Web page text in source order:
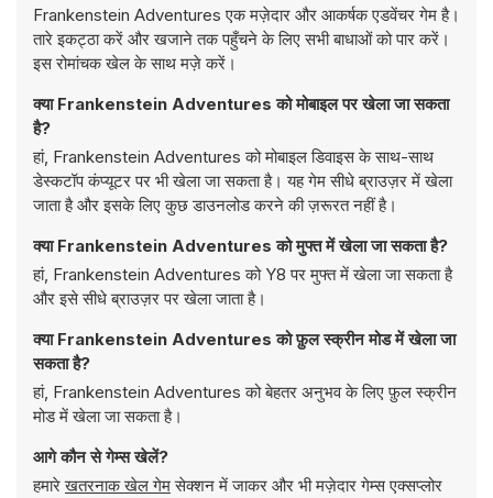
Frankenstein Adventures एक मज़ेदार और आकर्षक एडवेंचर गेम है।
तारे इकट्ठा करें और खजाने तक पहुँचने के लिए सभी बाधाओं को पार करें।
इस रोमांचक खेल के साथ मज़े करें।
क्या Frankenstein Adventures को मोबाइल पर खेला जा सकता
है?
हां, Frankenstein Adventures को मोबाइल डिवाइस के साथ-साथ
डेस्कटॉप कंप्यूटर पर भी खेला जा सकता है। यह गेम सीधे ब्राउज़र में खेला
जाता है और इसके लिए कुछ डाउनलोड करने की ज़रूरत नहीं है।
क्या Frankenstein Adventures को मुफ्त में खेला जा सकता है?
हां, Frankenstein Adventures को Y8 पर मुफ्त में खेला जा सकता है
और इसे सीधे ब्राउज़र पर खेला जाता है।
क्या Frankenstein Adventures को फ़ुल स्क्रीन मोड में खेला जा
सकता है?
हां, Frankenstein Adventures को बेहतर अनुभव के लिए फ़ुल स्क्रीन
मोड में खेला जा सकता है।
आगे कौन से गेम्स खेलें?
हमारेखतरनाक खेल गेमसेक्शन में जाकर और भी मज़ेदार गेम्स एक्सप्लोर